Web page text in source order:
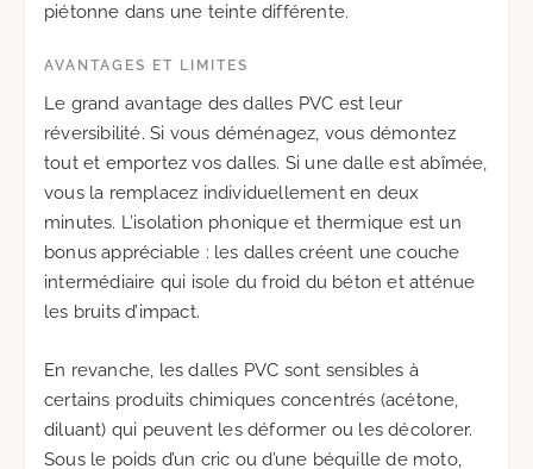
piétonne dans une teinte différente.
AVANTAGES ET LIMITES
Le grand avantage des dalles PVC est leur
réversibilité. Si vous déménagez, vous démontez
tout et emportez vos dalles. Si une dalle est abîmée,
vous la remplacez individuellement en deux
minutes. L’isolation phonique et thermique est un
bonus appréciable : les dalles créent une couche
intermédiaire qui isole du froid du béton et atténue
les bruits d’impact.
En revanche, les dalles PVC sont sensibles à
certains produits chimiques concentrés (acétone,
diluant) qui peuvent les déformer ou les décolorer.
Sous le poids d’un cric ou d’une béquille de moto,